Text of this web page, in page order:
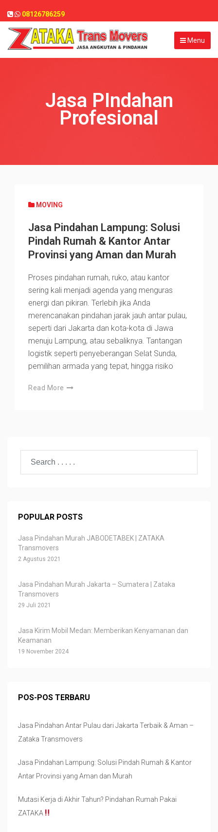
08126786259
Menu
Jasa PIndahan
Profesional
MOVING
Jasa Pindahan Lampung: Solusi
Pindah Rumah & Kantor Antar
Provinsi yang Aman dan Murah
Proses pindahan rumah, ruko, atau kantor
sering kali menjadi agenda yang menguras
energi dan pikiran. Terlebih jika Anda
merencanakan pindahan jarak jauh antar pulau,
seperti dari Jakarta dan kota-kota di Jawa
menuju Lampung, atau sebaliknya. Tantangan
logistik seperti penyeberangan Selat Sunda,
pemilihan armada yang tepat, hingga risiko
Read More
POPULAR POSTS
Jasa Pindahan Murah JABODETABEK | ZATAKA
Transmovers
2 Agustus 2021
Jasa Pindahan Murah Jakarta – Sumatera | Zataka
Transmovers
29 Juli 2021
Jasa Kirim Mobil Medan: Memberikan Kenyamanan dan
Keamanan
19 November 2024
POS-POS TERBARU
Jasa Pindahan Antar Pulau dari Jakarta Terbaik & Aman –
Zataka Transmovers
Jasa Pindahan Lampung: Solusi Pindah Rumah & Kantor
Antar Provinsi yang Aman dan Murah
Mutasi Kerja di Akhir Tahun? Pindahan Rumah Pakai
ZATAKA